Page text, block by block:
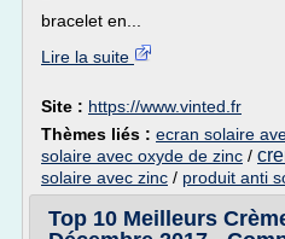
bracelet en...
Lire la suite
Site : https://www.vinted.fr
Thèmes liés : ecran solaire
solaire avec oxyde de zinc /
solaire avec zinc / produit anti
Top 10 Meilleurs